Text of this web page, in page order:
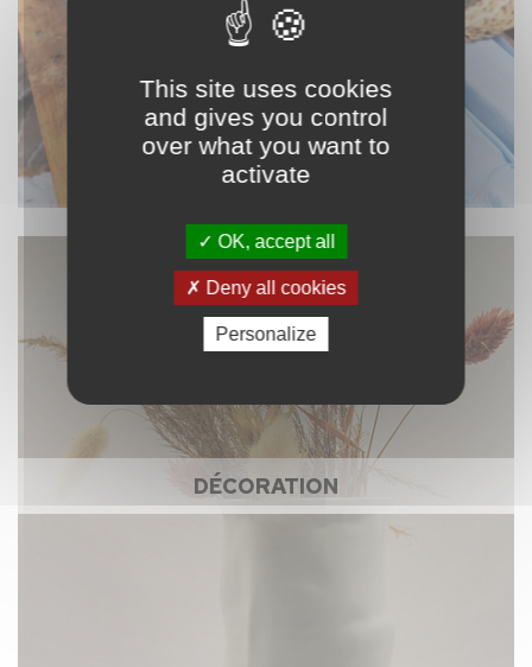
DÉCORATION
This site uses cookies
and gives you control
over what you want to
activate
OK, accept all
Deny all cookies
Personalize